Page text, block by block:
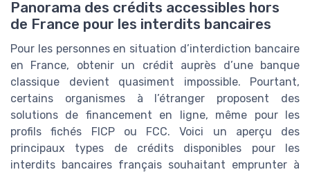
Panorama des crédits accessibles hors
de France pour les interdits bancaires
Pour les personnes en situation d’interdiction bancaire
en France, obtenir un crédit auprès d’une banque
classique devient quasiment impossible. Pourtant,
certains organismes à l’étranger proposent des
solutions de financement en ligne, même pour les
profils fichés FICP ou FCC. Voici un aperçu des
principaux types de crédits disponibles pour les
interdits bancaires français souhaitant emprunter à